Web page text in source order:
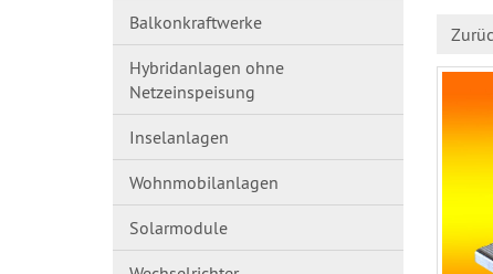
Balkonkraftwerke
Hybridanlagen ohne
Netzeinspeisung
Inselanlagen
Wohnmobilanlagen
Solarmodule